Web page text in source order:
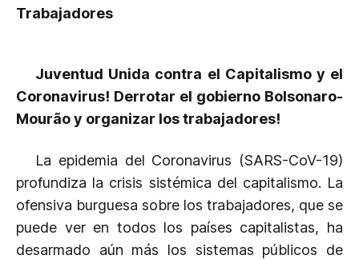
Trabajadores
Juventud Unida contra el Capitalismo y el
Coronavirus! Derrotar el gobierno Bolsonaro-
Mourão y organizar los trabajadores!
La epidemia del Coronavirus (SARS-CoV-19)
profundiza la crisis sistémica del capitalismo. La
ofensiva burguesa sobre los trabajadores, que se
puede ver en todos los países capitalistas, ha
desarmado aún más los sistemas públicos de